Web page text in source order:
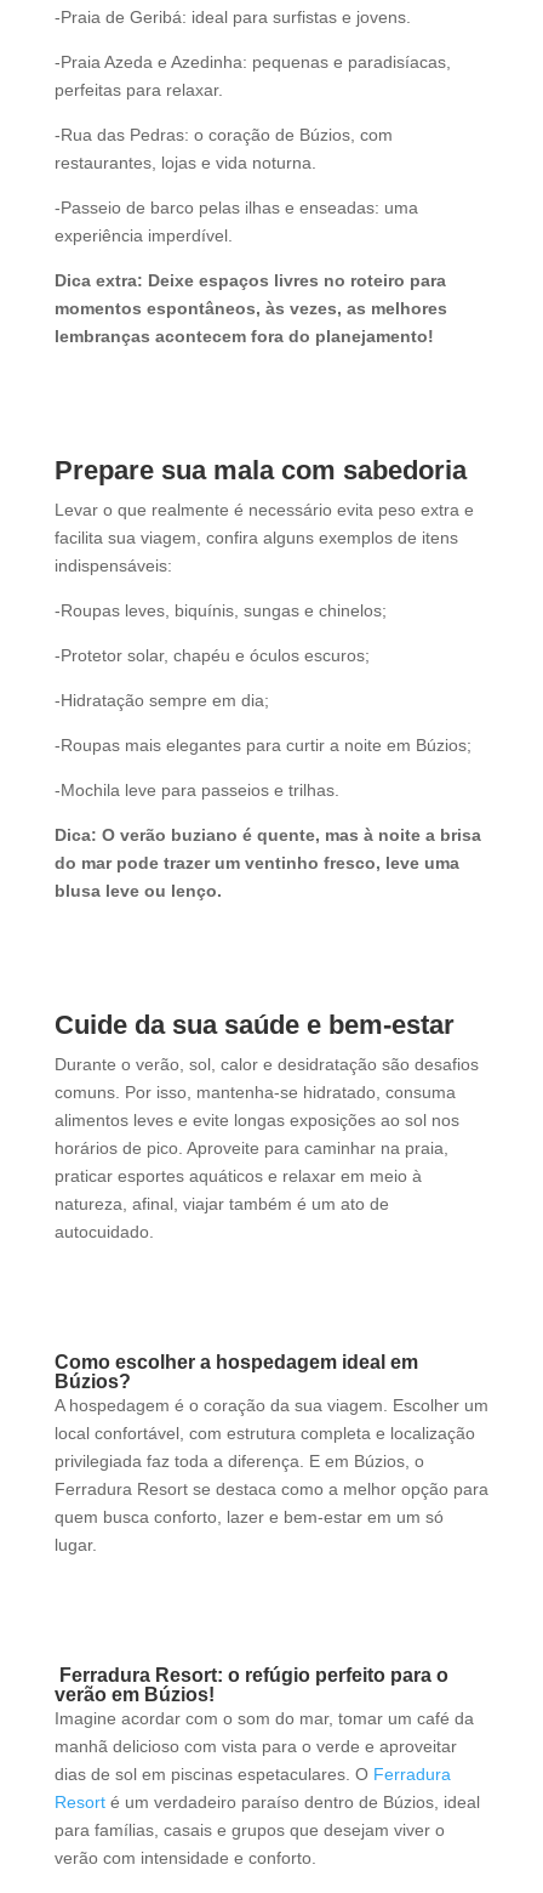
-Praia de Geribá: ideal para surfistas e jovens.
-Praia Azeda e Azedinha: pequenas e paradisíacas,
perfeitas para relaxar.
-Rua das Pedras: o coração de Búzios, com
restaurantes, lojas e vida noturna.
-Passeio de barco pelas ilhas e enseadas: uma
experiência imperdível.
Dica extra: Deixe espaços livres no roteiro para
momentos espontâneos, às vezes, as melhores
lembranças acontecem fora do planejamento!
Prepare sua mala com sabedoria
Levar o que realmente é necessário evita peso extra e
facilita sua viagem, confira alguns exemplos de itens
indispensáveis:
-Roupas leves, biquínis, sungas e chinelos;
-Protetor solar, chapéu e óculos escuros;
-Hidratação sempre em dia;
-Roupas mais elegantes para curtir a noite em Búzios;
-Mochila leve para passeios e trilhas.
Dica: O verão buziano é quente, mas à noite a brisa
do mar pode trazer um ventinho fresco, leve uma
blusa leve ou lenço.
Cuide da sua saúde e bem-estar
Durante o verão, sol, calor e desidratação são desafios
comuns. Por isso, mantenha-se hidratado, consuma
alimentos leves e evite longas exposições ao sol nos
horários de pico. Aproveite para caminhar na praia,
praticar esportes aquáticos e relaxar em meio à
natureza, afinal, viajar também é um ato de
autocuidado.
Como escolher a hospedagem ideal em
Búzios?
A hospedagem é o coração da sua viagem. Escolher um
local confortável, com estrutura completa e localização
privilegiada faz toda a diferença. E em Búzios, o
Ferradura Resort se destaca como a melhor opção para
quem busca conforto, lazer e bem-estar em um só
lugar.
Ferradura Resort: o refúgio perfeito para o
verão em Búzios!
Imagine acordar com o som do mar, tomar um café da
manhã delicioso com vista para o verde e aproveitar
dias de sol em piscinas espetaculares. O Ferradura
Resorté um verdadeiro paraíso dentro de Búzios, ideal
para famílias, casais e grupos que desejam viver o
verão com intensidade e conforto.